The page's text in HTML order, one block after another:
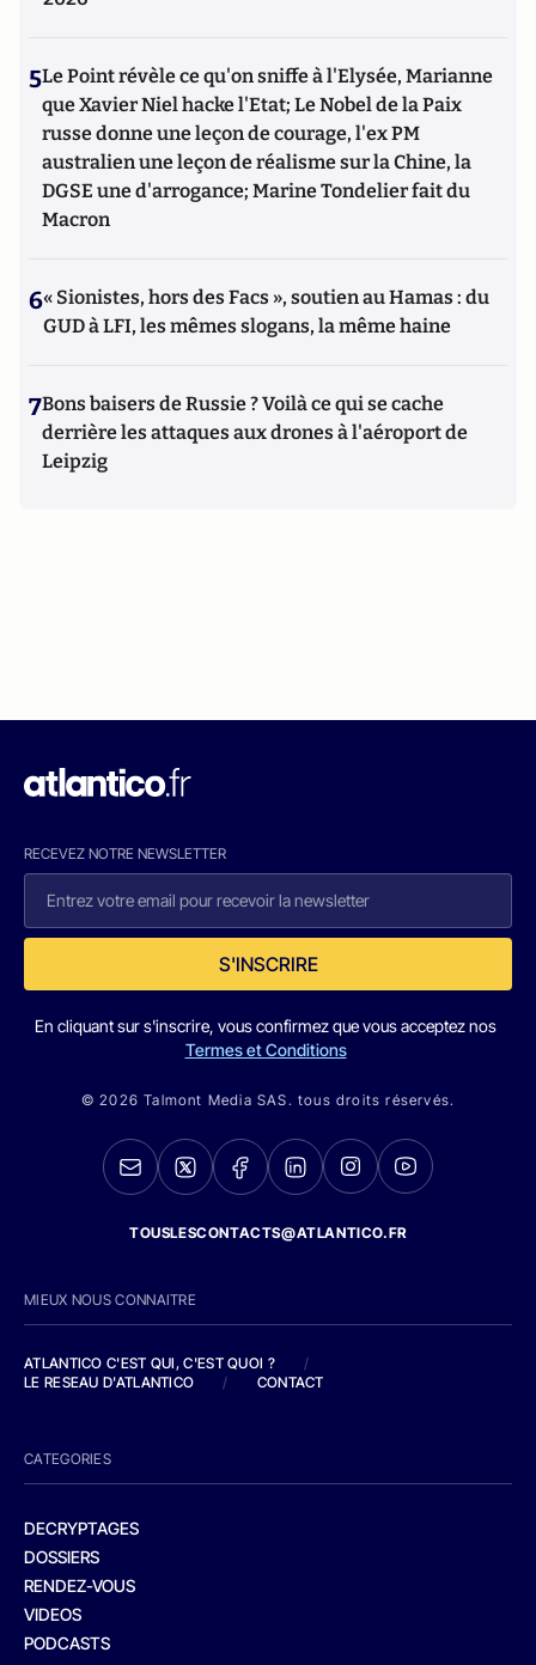
5Le Point révèle ce qu'on sniffe à l'Elysée, Marianne
que Xavier Niel hacke l'Etat; Le Nobel de la Paix
russe donne une leçon de courage, l'ex PM
australien une leçon de réalisme sur la Chine, la
DGSE une d'arrogance; Marine Tondelier fait du
Macron
6« Sionistes, hors des Facs », soutien au Hamas : du
GUD à LFI, les mêmes slogans, la même haine
7Bons baisers de Russie ? Voilà ce qui se cache
derrière les attaques aux drones à l'aéroport de
Leipzig
RECEVEZ NOTRE NEWSLETTER
S'INSCRIRE
En cliquant sur s'inscrire, vous confirmez que vous acceptez nos
Termes et Conditions
© 2026 Talmont Media SAS. tous droits réservés.
TOUSLESCONTACTS@ATLANTICO.FR
MIEUX NOUS CONNAITRE
ATLANTICO C'EST QUI, C'EST QUOI ?
/
LE RESEAU D'ATLANTICO
/ CONTACT
CATEGORIES
DECRYPTAGES
DOSSIERS
RENDEZ-VOUS
VIDEOS
PODCASTS